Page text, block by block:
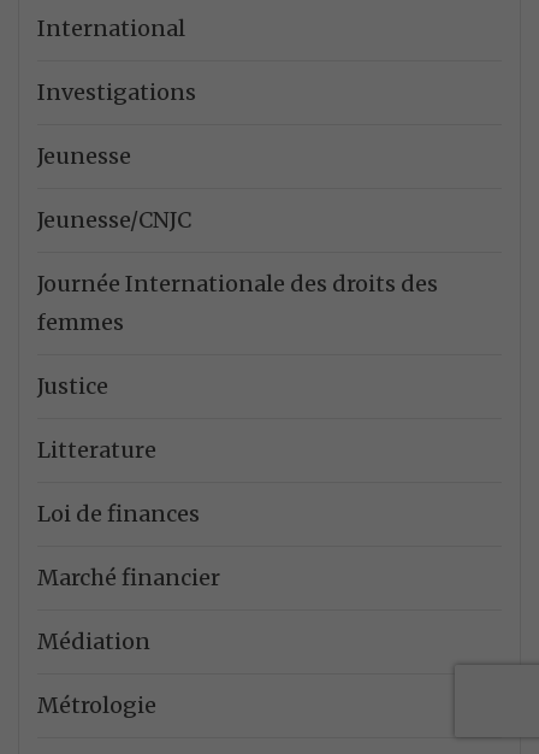
International
Investigations
Jeunesse
Jeunesse/CNJC
Journée Internationale des droits des
femmes
Justice
Litterature
Loi de finances
Marché financier
Médiation
Métrologie